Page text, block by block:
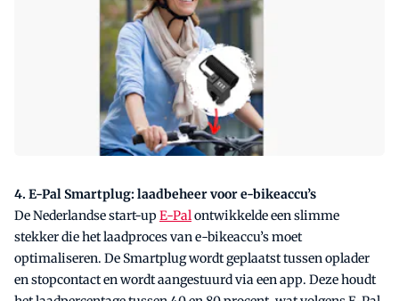
4. E-Pal Smartplug: laadbeheer voor e-bikeaccu’s
De Nederlandse start-up E-Palontwikkelde een slimme
stekker die het laadproces van e-bikeaccu’s moet
optimaliseren. De Smartplug wordt geplaatst tussen oplader
en stopcontact en wordt aangestuurd via een app. Deze houdt